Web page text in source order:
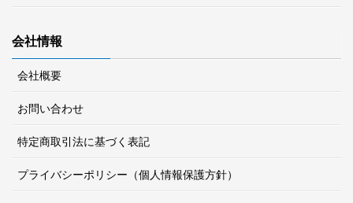
会社情報
会社概要
お問い合わせ
特定商取引法に基づく表記
プライバシーポリシー（個人情報保護方針）